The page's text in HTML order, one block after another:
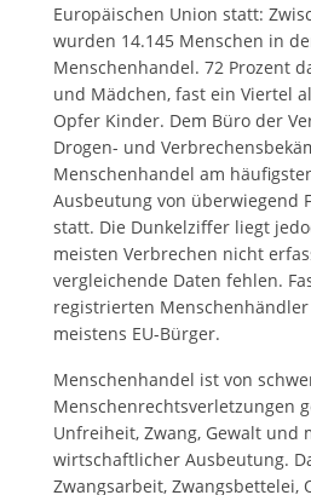
Europäischen Union statt:
wurden 14.145 Menschen in
Menschenhandel. 72 Prozent
und Mädchen, fast ein Viertel
Opfer Kinder. Dem Büro der
Drogen- und
Menschenhandel am
Ausbeutung von überwiegend
statt. Die Dunkelziffer liegt
meisten Verbrechen nicht
vergleichende Daten fehlen.
registrierten
meistens EU-Bürger.
Menschenhandel ist von
Menschenrechtsverletzungen
Unfreiheit, Zwang, Gewalt und
wirtschaftlicher Ausbeutung.
Zwangsarbeit, Zwangsbettelei,